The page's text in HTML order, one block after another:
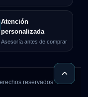
Atención
personalizada
Asesoría antes de comprar
reservados.